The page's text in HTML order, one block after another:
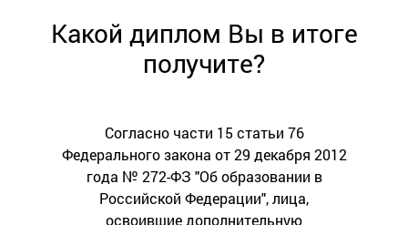
Какой диплом Вы в итоге
получите?
Согласно части 15 статьи 76
Федерального закона от 29 декабря 2012
года № 272-ФЗ "Об образовании в
Российской Федерации", лица,
освоившие дополнительную